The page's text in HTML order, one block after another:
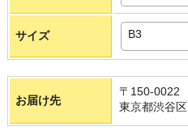
サイズ B3
お届け先
〒150-0022
東京都渋谷区